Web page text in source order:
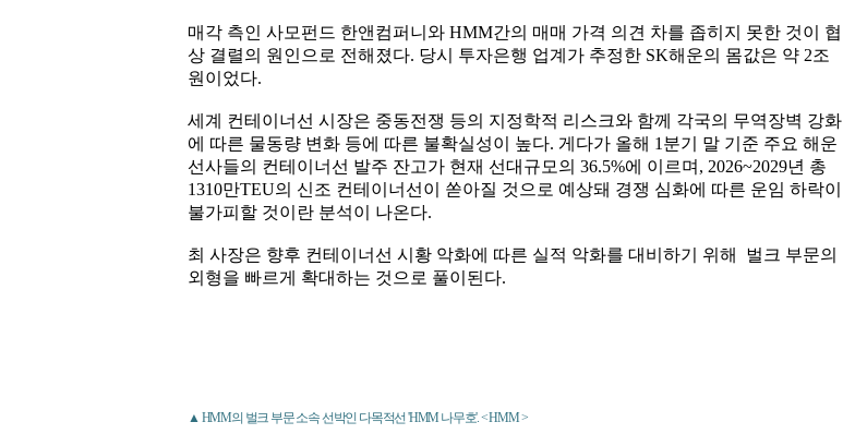
매각 측인 사모펀드 한앤컴퍼니와 HMM간의 매매 가격 의견 차를 좁히지 못한 것이 협
상 결렬의 원인으로 전해졌다. 당시 투자은행 업계가 추정한 SK해운의 몸값은 약 2조
원이었다.
세계 컨테이너선 시장은 중동전쟁 등의 지정학적 리스크와 함께 각국의 무역장벽 강화
에 따른 물동량 변화 등에 따른 불확실성이 높다. 게다가 올해 1분기 말 기준 주요 해운
선사들의 컨테이너선 발주 잔고가 현재 선대규모의 36.5%에 이르며, 2026~2029년 총
1310만TEU의 신조 컨테이너선이 쏟아질 것으로 예상돼 경쟁 심화에 따른 운임 하락이
불가피할 것이란 분석이 나온다.
최 사장은 향후 컨테이너선 시황 악화에 따른 실적 악화를 대비하기 위해 벌크 부문의
외형을 빠르게 확대하는 것으로 풀이된다.
▲ HMM의 벌크 부문 소속 선박인 다목적선 'HMM 나무호'. < HMM >